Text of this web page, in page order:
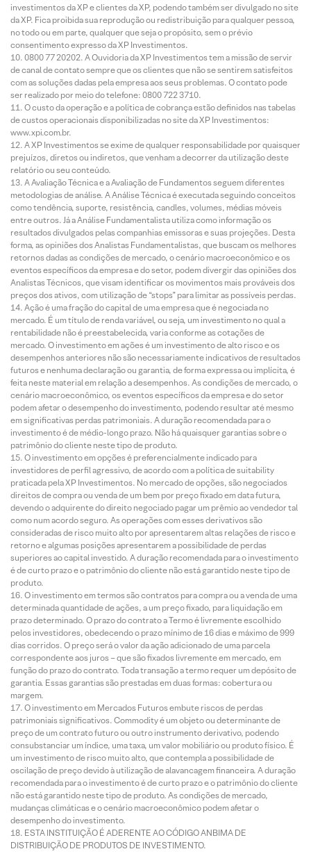
investimentos da XP e clientes da XP, podendo também ser divulgado no site
da XP. Fica proibida sua reprodução ou redistribuição para qualquer pessoa,
no todo ou em parte, qualquer que seja o propósito, sem o prévio
consentimento expresso da XP Investimentos.
0800 77 20202. A Ouvidoria da XP Investimentos tem a missão de servir
de canal de contato sempre que os clientes que não se sentirem satisfeitos
com as soluções dadas pela empresa aos seus problemas. O contato pode
ser realizado por meio do telefone: 0800 722 3710.
O custo da operação e a política de cobrança estão definidos nas tabelas
de custos operacionais disponibilizadas no site da XP Investimentos:
www.xpi.com.br.
A XP Investimentos se exime de qualquer responsabilidade por quaisquer
prejuízos, diretos ou indiretos, que venham a decorrer da utilização deste
relatório ou seu conteúdo.
A Avaliação Técnica e a Avaliação de Fundamentos seguem diferentes
metodologias de análise. A Análise Técnica é executada seguindo conceitos
como tendência, suporte, resistência, candles, volumes, médias móveis
entre outros. Já a Análise Fundamentalista utiliza como informação os
resultados divulgados pelas companhias emissoras e suas projeções. Desta
forma, as opiniões dos Analistas Fundamentalistas, que buscam os melhores
retornos dadas as condições de mercado, o cenário macroeconômico e os
eventos específicos da empresa e do setor, podem divergir das opiniões dos
Analistas Técnicos, que visam identificar os movimentos mais prováveis dos
preços dos ativos, com utilização de “stops” para limitar as possíveis perdas.
Ação é uma fração do capital de uma empresa que é negociada no
mercado. É um título de renda variável, ou seja, um investimento no qual a
rentabilidade não é preestabelecida, varia conforme as cotações de
mercado. O investimento em ações é um investimento de alto risco e os
desempenhos anteriores não são necessariamente indicativos de resultados
futuros e nenhuma declaração ou garantia, de forma expressa ou implícita, é
feita neste material em relação a desempenhos. As condições de mercado, o
cenário macroeconômico, os eventos específicos da empresa e do setor
podem afetar o desempenho do investimento, podendo resultar até mesmo
em significativas perdas patrimoniais. A duração recomendada para o
investimento é de médio-longo prazo. Não há quaisquer garantias sobre o
patrimônio do cliente neste tipo de produto.
O investimento em opções é preferencialmente indicado para
investidores de perfil agressivo, de acordo com a política de suitability
praticada pela XP Investimentos. No mercado de opções, são negociados
direitos de compra ou venda de um bem por preço fixado em data futura,
devendo o adquirente do direito negociado pagar um prêmio ao vendedor tal
como num acordo seguro. As operações com esses derivativos são
consideradas de risco muito alto por apresentarem altas relações de risco e
retorno e algumas posições apresentarem a possibilidade de perdas
superiores ao capital investido. A duração recomendada para o investimento
é de curto prazo e o patrimônio do cliente não está garantido neste tipo de
produto.
O investimento em termos são contratos para compra ou a venda de uma
determinada quantidade de ações, a um preço fixado, para liquidação em
prazo determinado. O prazo do contrato a Termo é livremente escolhido
pelos investidores, obedecendo o prazo mínimo de 16 dias e máximo de 999
dias corridos. O preço será o valor da ação adicionado de uma parcela
correspondente aos juros – que são fixados livremente em mercado, em
função do prazo do contrato. Toda transação a termo requer um depósito de
garantia. Essas garantias são prestadas em duas formas: cobertura ou
margem.
O investimento em Mercados Futuros embute riscos de perdas
patrimoniais significativos. Commodity é um objeto ou determinante de
preço de um contrato futuro ou outro instrumento derivativo, podendo
consubstanciar um índice, uma taxa, um valor mobiliário ou produto físico. É
um investimento de risco muito alto, que contempla a possibilidade de
oscilação de preço devido à utilização de alavancagem financeira. A duração
recomendada para o investimento é de curto prazo e o patrimônio do cliente
não está garantido neste tipo de produto. As condições de mercado,
mudanças climáticas e o cenário macroeconômico podem afetar o
desempenho do investimento.
ESTA INSTITUIÇÃO É ADERENTE AO CÓDIGO ANBIMA DE
DISTRIBUIÇÃO DE PRODUTOS DE INVESTIMENTO.